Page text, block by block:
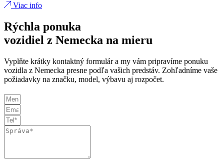
Viac info
Rýchla ponuka
vozidiel z Nemecka na mieru
Vyplňte krátky kontaktný formulár a my vám pripravíme ponuku
vozidla z Nemecka presne podľa vašich predstáv. Zohľadníme vaše
požiadavky na značku, model, výbavu aj rozpočet.